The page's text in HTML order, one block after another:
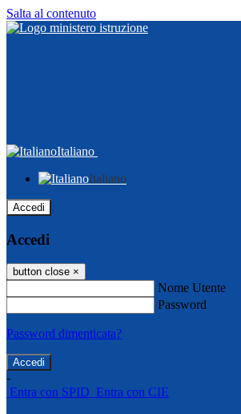
Salta al contenuto
Italiano
Italiano
Accedi
Accedi
button close ×
Nome Utente
Password
Password dimenticata?
-
Entra con SPID Entra con CIE